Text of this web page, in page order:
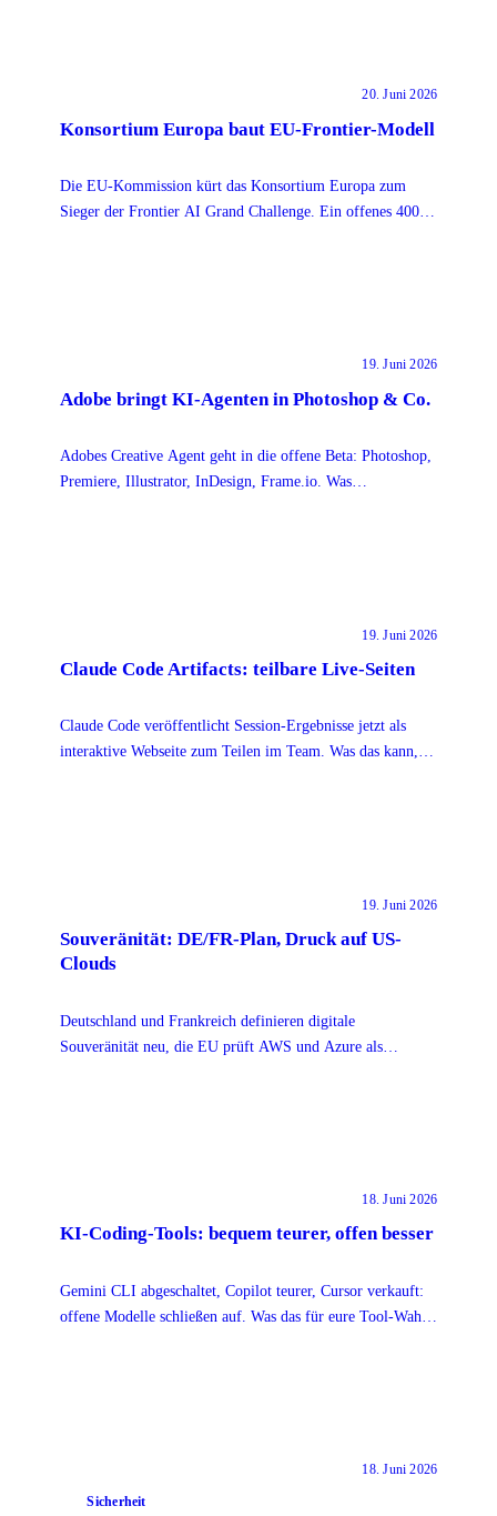
20. Juni 2026
Konsortium Europa baut EU-Frontier-Modell
Die EU-Kommission kürt das Konsortium Europa zum
Sieger der Frontier AI Grand Challenge. Ein offenes 400-
19. Juni 2026
Adobe bringt KI-Agenten in Photoshop & Co.
Adobes Creative Agent geht in die offene Beta: Photoshop,
Premiere, Illustrator, InDesign, Frame.io. Was
19. Juni 2026
Claude Code Artifacts: teilbare Live-Seiten
Claude Code veröffentlicht Session-Ergebnisse jetzt als
interaktive Webseite zum Teilen im Team. Was das kann,
19. Juni 2026
Souveränität: DE/FR-Plan, Druck auf US-
Clouds
Deutschland und Frankreich definieren digitale
Souveränität neu, die EU prüft AWS und Azure als
18. Juni 2026
KI-Coding-Tools: bequem teurer, offen besser
Gemini CLI abgeschaltet, Copilot teurer, Cursor verkauft:
offene Modelle schließen auf. Was das für eure Tool-Wahl
18. Juni 2026
Sicherheit